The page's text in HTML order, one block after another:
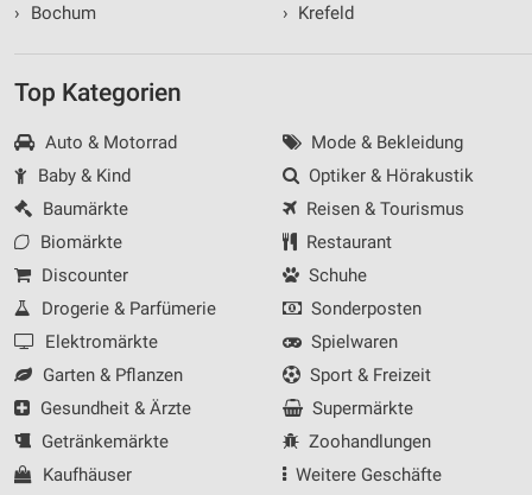
›
Bochum
› Krefeld
Top Kategorien
Auto & Motorrad
Baby & Kind
Baumärkte
Biomärkte
Discounter
Drogerie & Parfümerie
Elektromärkte
Garten & Pflanzen
Gesundheit & Ärzte
Getränkemärkte
Kaufhäuser
Mode & Bekleidung
Optiker & Hörakustik
Reisen & Tourismus
Restaurant
Schuhe
Sonderposten
Spielwaren
Sport & Freizeit
Supermärkte
Zoohandlungen
Weitere Geschäfte